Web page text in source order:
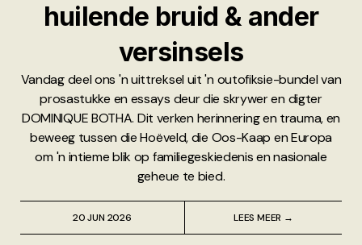
huilende bruid & ander
versinsels
Vandag deel ons 'n uittreksel uit 'n outofiksie-bundel van
prosastukke en essays deur die skrywer en digter
DOMINIQUE BOTHA. Dit verken herinnering en trauma, en
beweeg tussen die Hoëveld, die Oos-Kaap en Europa
om 'n intieme blik op familiegeskiedenis en nasionale
geheue te bied.
20 JUN 2026 LEES MEER →